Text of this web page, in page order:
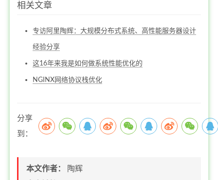
相关文章
专访阿里陶辉：大规模分布式系统、高性能服务器设计
经验分享
这16年来我是如何做系统性能优化的
NGINX网络协议栈优化
分享
到：
本文作者： 陶辉